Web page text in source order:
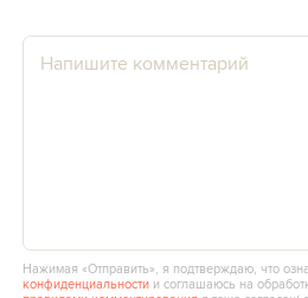
Нажимая «Отправить», я подтверждаю, что
конфиденциальности и соглашаюсь на